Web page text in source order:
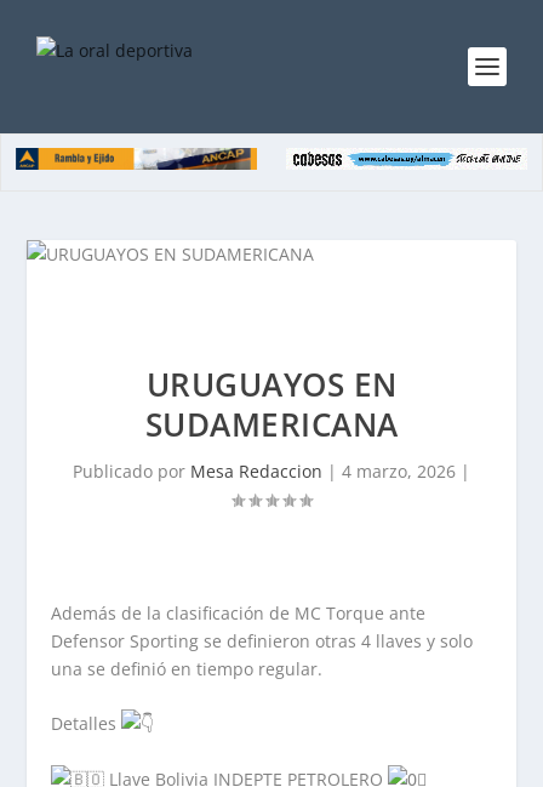
URUGUAYOS EN
SUDAMERICANA
Publicado por Mesa Redaccion | 4 marzo, 2026 |
Además de la clasificación de MC Torque ante
Defensor Sporting se definieron otras 4 llaves y solo
una se definió en tiempo regular.
Detalles
Llave Bolivia INDEPTE PETROLERO